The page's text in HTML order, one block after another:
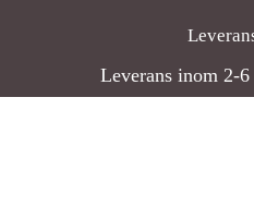
Leverans inom 2-6